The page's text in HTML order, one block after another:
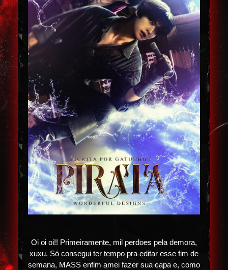
Oi oi oi!! Primeiramente, mil perdoes pela demora,
xuxu. Só consegui ter tempo pra editar esse fim de
semana, MASS enfim amei fazer sua capa e, como